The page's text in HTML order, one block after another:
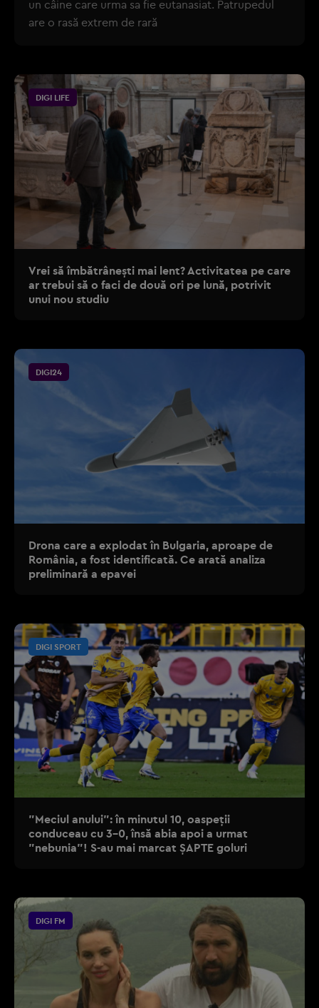
un câine care urma sa fie eutanasiat. Patrupedul
are o rasă extrem de rară
DIGI LIFE
Vrei să îmbătrânești mai lent? Activitatea pe care
ar trebui să o faci de două ori pe lună, potrivit
unui nou studiu
DIGI24
Drona care a explodat în Bulgaria, aproape de
România, a fost identificată. Ce arată analiza
preliminară a epavei
DIGI SPORT
”Meciul anului”: în minutul 10, oaspeții
conduceau cu 3-0, însă abia apoi a urmat
”nebunia”! S-au mai marcat ȘAPTE goluri
DIGI FM